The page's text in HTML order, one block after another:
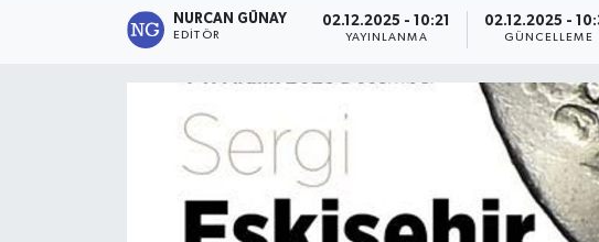
NURCAN GÜNAY
EDITÖR
02.12.2025 - 10:21
YAYINLANMA
02.12.2025 -
GÜNCELLEME
Çavdarhisar
Haber Arşivi